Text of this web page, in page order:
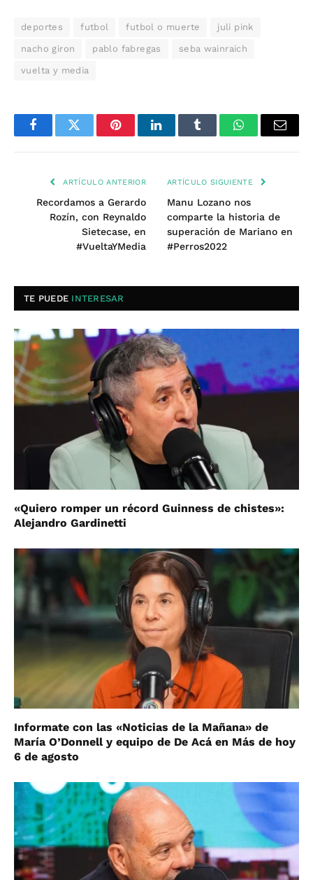
deportes futbol futbol o muerte juli pink
nacho giron pablo fabregas seba wainraich
vuelta y media
FacebookTwitter PinterestLinkedInTumblr WhatsAppEmail
ARTÍCULO ANTERIOR
Recordamos a Gerardo
Rozín, con Reynaldo
Sietecase, en
#VueltaYMedia
ARTÍCULO SIGUIENTE
Manu Lozano nos
comparte la historia de
superación de Mariano en
#Perros2022
TE PUEDE INTERESAR
«Quiero romper un récord Guinness de chistes»:
Alejandro Gardinetti
Informate con las «Noticias de la Mañana» de
María O’Donnell y equipo de De Acá en Más de hoy
6 de agosto